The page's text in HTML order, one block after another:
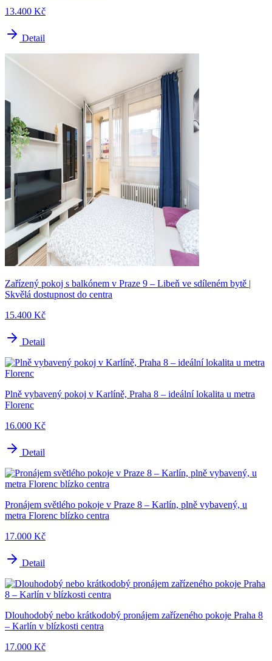
13.400 Kč
Detail
Zařízený pokoj s balkónem v Praze 9 – Libeň ve sdíleném bytě |
Skvělá dostupnost do centra
15.400 Kč
Detail
Plně vybavený pokoj v Karlíně, Praha 8 – ideální lokalita u metra
Florenc
16.000 Kč
Detail
Pronájem světlého pokoje v Praze 8 – Karlín, plně vybavený, u
metra Florenc blízko centra
17.000 Kč
Detail
Dlouhodobý nebo krátkodobý pronájem zařízeného pokoje Praha 8
– Karlín v blízkosti centra
17.000 Kč